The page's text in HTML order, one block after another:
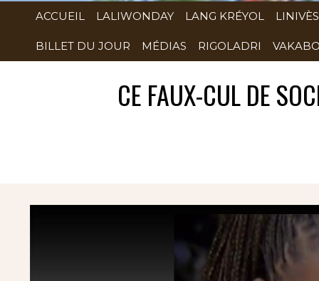
ACCUEIL LALIWONDAY LANG KRÉYOL
BILLET DU JOUR MÉDIAS RIGOLADRI
CE FAUX-CUL DE